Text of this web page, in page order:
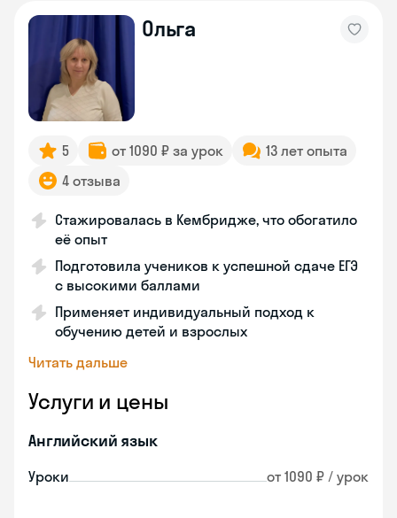
Ольга
5 от 1090 ₽ за урок
13 лет опыта
4 отзыва
Стажировалась в Кембридже, что обогатило
её опыт
Подготовила учеников к успешной сдаче ЕГЭ
с высокими баллами
Применяет индивидуальный подход к
обучению детей и взрослых
Читать дальше
Услуги и цены
Английский язык
Уроки от 1090 ₽ / урок